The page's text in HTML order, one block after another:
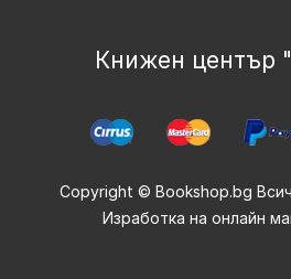
Книжен център
Copyright © Bookshop.bg
Изработка на онлайн